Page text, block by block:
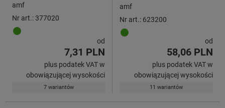
amf
Nr art.: 377020
od
7,31 PLN
plus podatek VAT w
obowiązującej wysokości
7 wariantów
amf
Nr art.: 623200
od
58,06 PLN
plus podatek VAT w
obowiązującej wysokości
11 wariantów